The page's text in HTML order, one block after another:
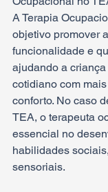
A Terapia
objetivo promover
funcionalidade e
ajudando a
cotidiano com
conforto. No caso
TEA, o terapeuta
essencial no
habilidades
sensoriais.